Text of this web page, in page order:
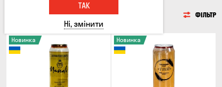
СОЛОДКІ НАПОЇ ФІЛЬТР
Новинка Новинка
ТАК
Ні, змінити